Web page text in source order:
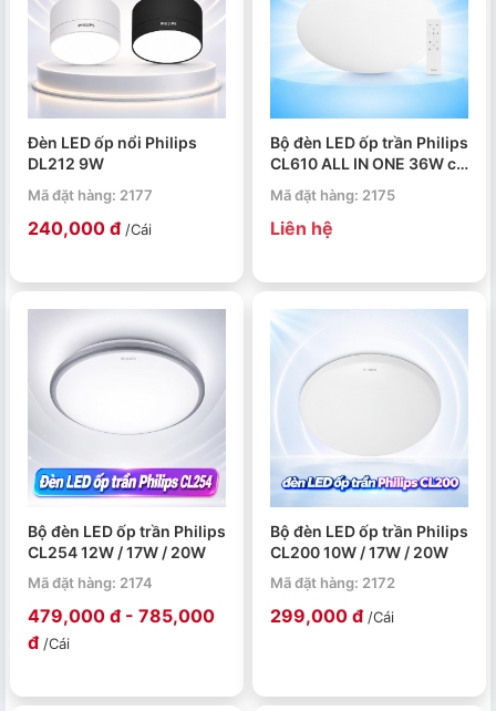
Đèn LED ốp nổi Philips
DL212 9W
Mã đặt hàng: 2177
240,000 đ /Cái
Bộ đèn LED ốp trần Philips
CL610 ALL IN ONE 36W có
Mã đặt hàng: 2175
Liên hệ
Bộ đèn LED ốp trần Philips
CL254 12W / 17W / 20W
Mã đặt hàng: 2174
479,000 đ - 785,000
đ /Cái
Bộ đèn LED ốp trần Philips
CL200 10W / 17W / 20W
Mã đặt hàng: 2172
299,000 đ /Cái